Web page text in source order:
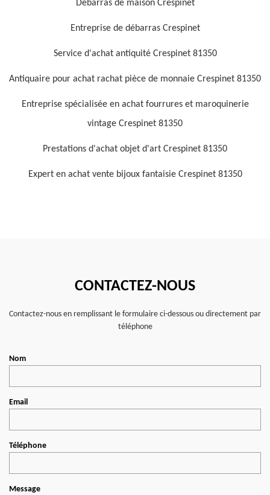
Débarras de maison Crespinet
Entreprise de débarras Crespinet
Service d'achat antiquité Crespinet 81350
Antiquaire pour achat rachat pièce de monnaie Crespinet 81350
Entreprise spécialisée en achat fourrures et maroquinerie
vintage Crespinet 81350
Prestations d'achat objet d'art Crespinet 81350
Expert en achat vente bijoux fantaisie Crespinet 81350
CONTACTEZ-NOUS
Contactez-nous en remplissant le formulaire ci-dessous ou directement par
téléphone
Nom
Email
Téléphone
Message